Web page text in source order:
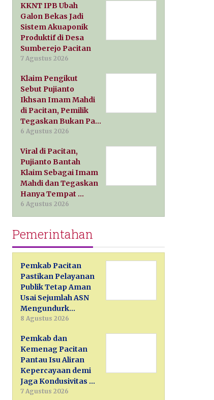
KKNT IPB Ubah
Galon Bekas Jadi
Sistem Akuaponik
Produktif di Desa
Sumberejo Pacitan
7 Agustus 2026
Klaim Pengikut
Sebut Pujianto
Ikhsan Imam Mahdi
di Pacitan, Pemilik
Tegaskan Bukan Pa…
6 Agustus 2026
Viral di Pacitan,
Pujianto Bantah
Klaim Sebagai Imam
Mahdi dan Tegaskan
Hanya Tempat …
6 Agustus 2026
Pemerintahan
Pemkab Pacitan
Pastikan Pelayanan
Publik Tetap Aman
Usai Sejumlah ASN
Mengundurk…
8 Agustus 2026
Pemkab dan
Kemenag Pacitan
Pantau Isu Aliran
Kepercayaan demi
Jaga Kondusivitas …
7 Agustus 2026